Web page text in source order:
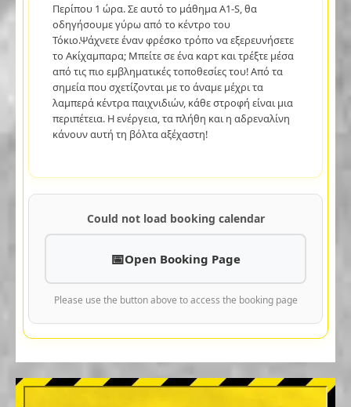
Περίπου 1 ώρα. Σε αυτό το μάθημα A1-S, θα
οδηγήσουμε γύρω από το κέντρο του
Τόκιο.Ψάχνετε έναν φρέσκο τρόπο να εξερευνήσετε
το Ακίχαμπαρα; Μπείτε σε ένα καρτ και τρέξτε μέσα
από τις πιο εμβληματικές τοποθεσίες του! Από τα
σημεία που σχετίζονται με το άναμε μέχρι τα
λαμπερά κέντρα παιχνιδιών, κάθε στροφή είναι μια
περιπέτεια. Η ενέργεια, τα πλήθη και η αδρεναλίνη
κάνουν αυτή τη βόλτα αξέχαστη!
Could not load booking calendar
Open Booking Page
Please use the button above to access the booking page